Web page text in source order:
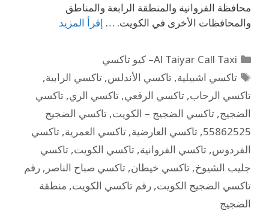
محافظة الفروانية والمنطقة الرابعة والمناطق
والمحافظات الأخرى في الكويت. … إقرأ المزيد
Al Taiyar Call Taxi– كيو تاكسي
تاكسي اشبيلية,تاكسي الأندلس,تاكسي الرابية,
تاكسي الرحاب, تاكسي الرقعي, تاكسي الري, تاكسي
الضجيج, تاكسي الضجيج – الكويت, تاكسي الضجيج
55862525
, تاكسي العارضية, تاكسي العمرية, تاكسي
الفردوس, تاكسي الفروانية, تاكسي الكويت, تاكسي
جليب الشيوخ, تاكسي خيطان, تاكسي صباح الناصر , رقم
تاكسي الضجيج الكويت, رقم تاكسي الكويت, منطقة
الضجيج